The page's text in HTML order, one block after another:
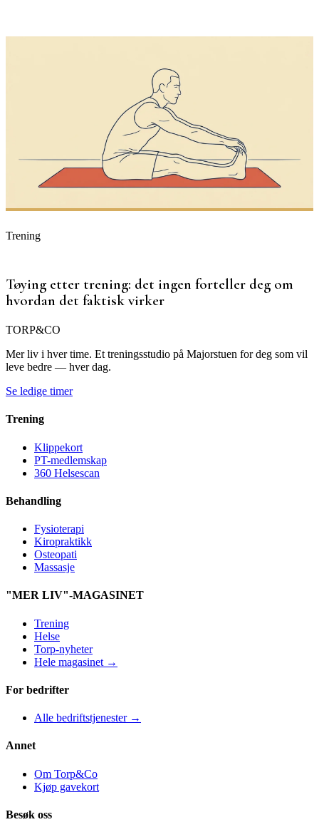
Trening
Tøying etter trening: det ingen forteller deg om
hvordan det faktisk virker
TORP&CO
Mer liv i hver time. Et treningsstudio på Majorstuen for deg som vil
leve bedre — hver dag.
Se ledige timer
Trening
Klippekort
PT-medlemskap
360 Helsescan
Behandling
Fysioterapi
Kiropraktikk
Osteopati
Massasje
"MER LIV"-MAGASINET
Trening
Helse
Torp-nyheter
Hele magasinet →
For bedrifter
Alle bedriftstjenester →
Annet
Om Torp&Co
Kjøp gavekort
Besøk oss